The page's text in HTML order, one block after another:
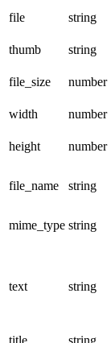
file string
thumb
string
file_size
number
width
number
height
number
file_name string
mime_type string
text string
title
string